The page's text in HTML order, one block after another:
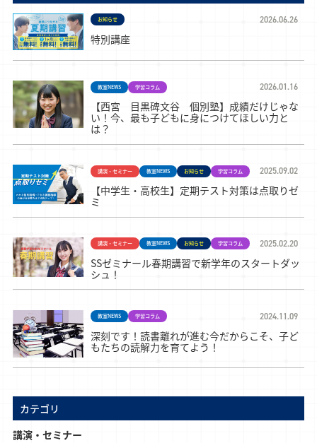
お知らせ 2026.06.26
特別講座
教室NEWS 学習コラム 2026.01.16
【西宮 目黒碑文谷 個別塾】成績だけじゃな
い！今、最も子どもに身につけてほしい力と
は？
講演・セミナー 教室NEWS お知らせ 学習コラム 2025.09.02
【中学生・高校生】定期テスト対策は点取りゼ
ミ
講演・セミナー 教室NEWS お知らせ 学習コラム 2025.02.20
SSゼミナール春期講習で新学年のスタートダッ
シュ！
教室NEWS 学習コラム 2024.11.09
深刻です！読書離れが進む今だからこそ、子ど
もたちの読解力を育てよう！
カテゴリ
講演・セミナー